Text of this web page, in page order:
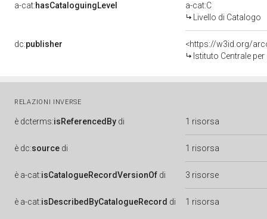
a-cat:hasCataloguingLevel
a-cat:C
Livello di Catalogo
dc:publisher
<https://w3id.org/
Istituto Centrale
RELAZIONI INVERSE
è dcterms:isReferencedBy di 1 risorsa
è dc:source di 1 risorsa
è a-cat:isCatalogueRecordVersionOf di 3 risorse
è a-cat:isDescribedByCatalogueRecord di 1 risorsa